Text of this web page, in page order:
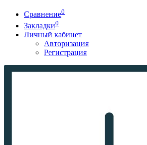
Сравнение0
Закладки0
Личный кабинет
Авторизация
Регистрация